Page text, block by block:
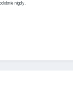
nigdy.